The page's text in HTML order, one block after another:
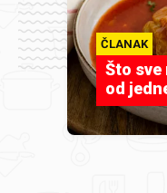
ČLANAK
Što
od